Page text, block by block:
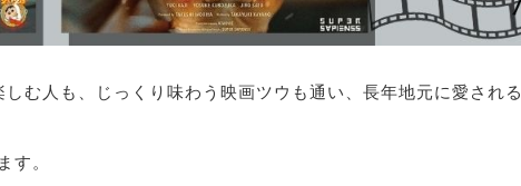
む人も、じっくり味わう映画ツウも通い、長年地元に愛される
す。